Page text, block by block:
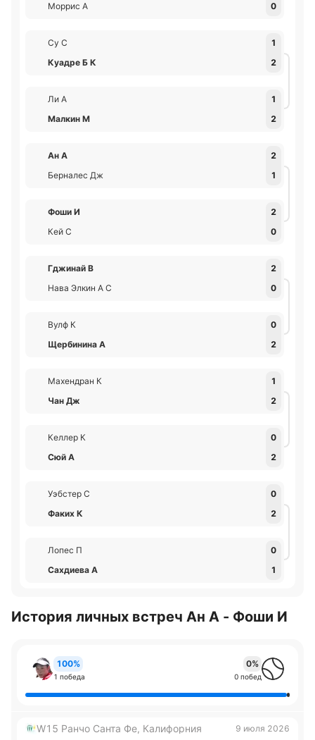
Моррис А
0
Су С
1
Куадре Б К
2
Ли А
1
Малкин М
2
Ан A
2
Берналес Дж
1
Фоши И
2
Кей С
0
Гджинай В
2
Нава Элкин А С
0
Вулф К
0
Щербинина А
2
Махендран К
1
Чан Дж
2
Келлер К
0
Сюй А
2
Уэбстер С
0
Факих К
2
Лопес П
0
Сахдиева А
1
История личных встреч Ан A - Фоши И
100%
1 победа
0%
0 побед
W15 Ранчо Санта Фе, Калифорния 9 июля 2026